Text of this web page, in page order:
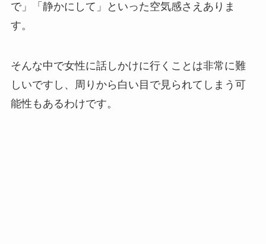
で」「静かにして」といった空気感さえありま
す。
そんな中で女性に話しかけに行くことは非常に難
しいですし、周りから白い目で見られてしまう可
能性もあるわけです。